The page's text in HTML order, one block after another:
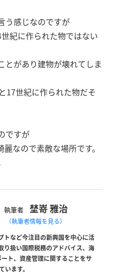
う感じなのですが
紀に作られた物ではない
とがあり建物が壊れてしま
17世紀に作られた物だそ
ですが
なので素敵な場所です。
執筆者 埜嵜 雅治
（執筆者情報を見る）
トなど今注目の新興国を中心に活
り扱い国際税務のアドバイス、海
ト、資産管理に関することをサ
います。